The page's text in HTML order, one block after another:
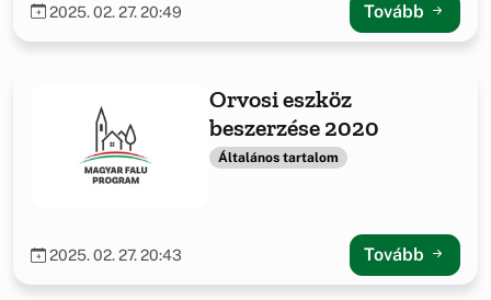
2025. 02. 27. 20:49 Tovább
Orvosi eszköz
beszerzése 2020
Általános tartalom
2025. 02. 27. 20:43 Tovább